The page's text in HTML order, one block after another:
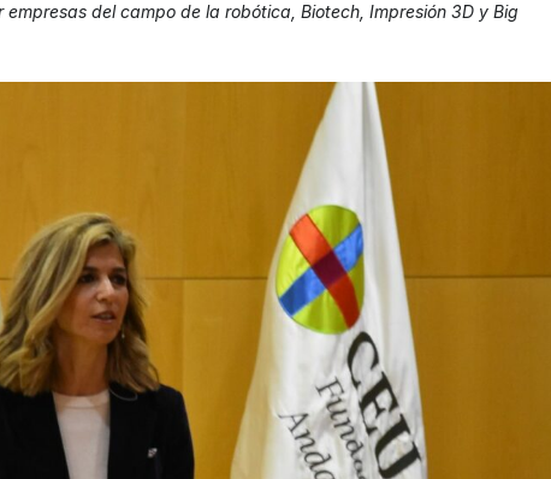
del campo de la robótica, Biotech, Impresión 3D y Big